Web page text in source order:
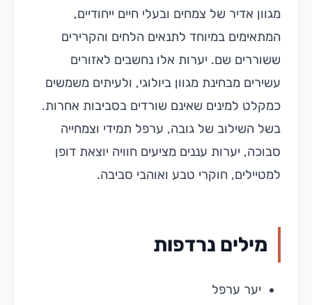
מגוון אדיר של צמחים ובעלי חיים ייחודיים,
המתאימים במיוחד לתנאים הלחים והקרירים
ששוררים שם. יערות אלו נחשבים לאזורים
עשירים מבחינת מגוון ביולוגי, ולעיתים משמשים
כמקלט למינים שאינם שורדים בסביבות אחרות.
בשל השילוב של גובה, ערפל תמידי וצמחייה
סבוכה, יערות עננים מציעים חוויה יוצאת דופן
למטיילים, חוקרי טבע ואוהבי סביבה.
מילים נרדפות
יער ערפל